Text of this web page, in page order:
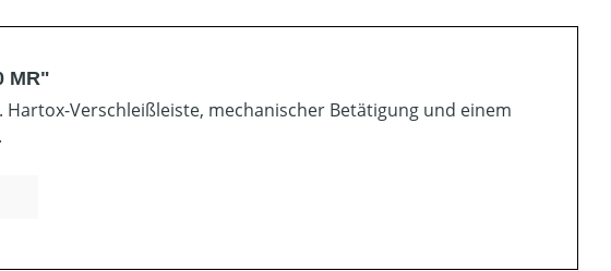
MR"
Hartox-Verschleißleiste, mechanischer Betätigung und einem